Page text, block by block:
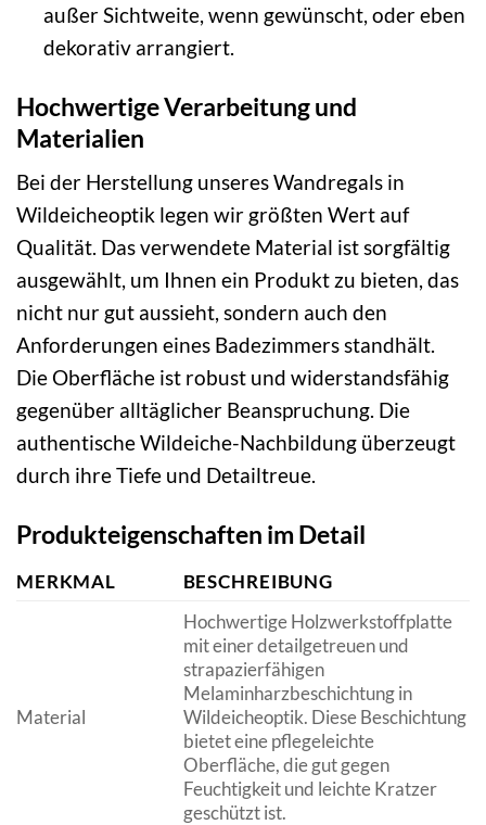
außer Sichtweite, wenn gewünscht, oder eben
dekorativ arrangiert.
Hochwertige Verarbeitung und
Materialien
Bei der Herstellung unseres Wandregals in
Wildeicheoptik legen wir größten Wert auf
Qualität. Das verwendete Material ist sorgfältig
ausgewählt, um Ihnen ein Produkt zu bieten, das
nicht nur gut aussieht, sondern auch den
Anforderungen eines Badezimmers standhält.
Die Oberfläche ist robust und widerstandsfähig
gegenüber alltäglicher Beanspruchung. Die
authentische Wildeiche-Nachbildung überzeugt
durch ihre Tiefe und Detailtreue.
Produkteigenschaften im Detail
MERKMAL BESCHREIBUNG
Material
Hochwertige Holzwerkstoffplatte
mit einer detailgetreuen und
strapazierfähigen
Melaminharzbeschichtung in
Wildeicheoptik. Diese Beschichtung
bietet eine pflegeleichte
Oberfläche, die gut gegen
Feuchtigkeit und leichte Kratzer
geschützt ist.